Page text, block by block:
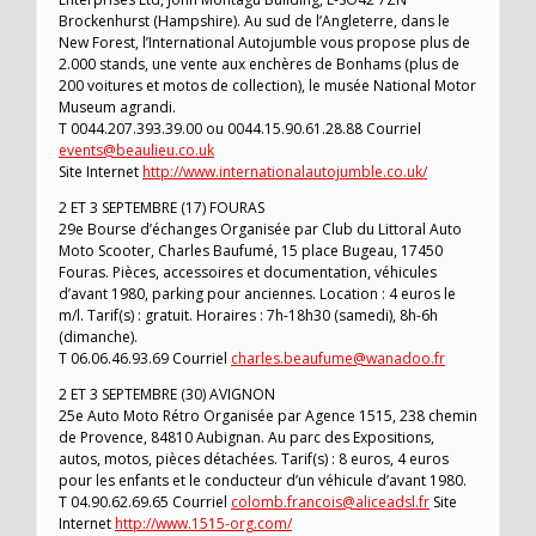
Brockenhurst (Hampshire). Au sud de l’Angleterre, dans le
New Forest, l’International Autojumble vous propose plus de
2.000 stands, une vente aux enchères de Bonhams (plus de
200 voitures et motos de collection), le musée National Motor
Museum agrandi.
T 0044.207.393.39.00 ou 0044.15.90.61.28.88 Courriel
events@beaulieu.co.uk
Site Internethttp://www.internationalautojumble.co.uk/
2 ET 3 SEPTEMBRE (17) FOURAS
29e Bourse d’échanges Organisée par Club du Littoral Auto
Moto Scooter, Charles Baufumé, 15 place Bugeau, 17450
Fouras. Pièces, accessoires et documentation, véhicules
d’avant 1980, parking pour anciennes. Location : 4 euros le
m/l. Tarif(s) : gratuit. Horaires : 7h-18h30 (samedi), 8h-6h
(dimanche).
T 06.06.46.93.69 Courriel charles.beaufume@wanadoo.fr
2 ET 3 SEPTEMBRE (30) AVIGNON
25e Auto Moto Rétro Organisée par Agence 1515, 238 chemin
de Provence, 84810 Aubignan. Au parc des Expositions,
autos, motos, pièces détachées. Tarif(s) : 8 euros, 4 euros
pour les enfants et le conducteur d’un véhicule d’avant 1980.
T 04.90.62.69.65 Courriel colomb.francois@aliceadsl.fr Site
Internethttp://www.1515-org.com/